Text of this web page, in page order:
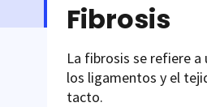
Fibrosis
La fibrosis se refiere
los ligamentos y el
tacto.